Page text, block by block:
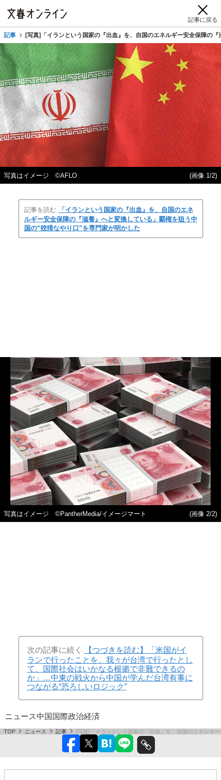
記事に戻る
記事 [写真]「イランという国家の『出血』を、自国のエネルギー安全保障の
写真はイメージ ©︎AFLO (画像 1/2)
記事を読む
「イランという国家の『出血』を、自国のエネ
ルギー安全保障の『滋養』へと変換している」覇権を狙う中
国の“狡猾なやり口”を専門家が明かした
写真はイメージ ©︎PantherMedia/イメージマート (画像 2/2)
次の記事に続く
【つづきを読む】「米国がイ
ランで行ったことを、我々が台湾で行ったとし
て、国際社会はいかなる根拠で非難できるの
か」…中東の戦火から中国が学んだ台湾有事に
つながる“恐ろしいロジック”
ニュース中国 国際政治経済
TOP ニュース 記事 [写真]「イランという国家の『出血』を、自国のエネルギ